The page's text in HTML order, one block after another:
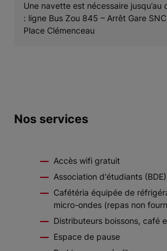
Une navette est nécessaire
: ligne Bus Zou 845 – Arrêt Gare
Place Clémenceau
Nos services
Accès wifi gratuit
Association d'étudiants (BDE)
Cafétéria équipée de
micro-ondes (repas non
Distributeurs boissons, café
Espace de pause